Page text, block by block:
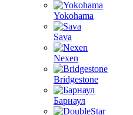
Yokohama
Sava
Nexen
Bridgestone
Барнаул